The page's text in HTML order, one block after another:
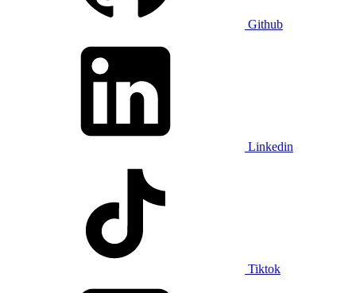
Github
Linkedin
Tiktok